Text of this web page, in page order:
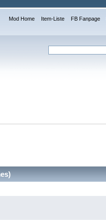
Mod Home Item-Liste FB Fanpage